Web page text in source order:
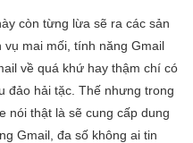
còn từng lừa sẽ ra các sản
mai mối, tính năng Gmail
về quá khứ hay thậm chí có
đảo hải tặc. Thế nhưng trong
nói thật là sẽ cung cấp dung
Gmail, đa số không ai tin